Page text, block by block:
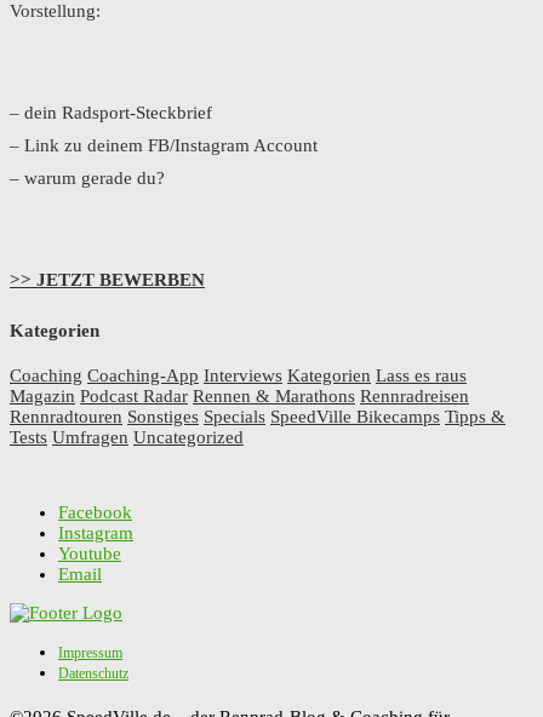
Vorstellung:
– dein Radsport-Steckbrief
– Link zu deinem FB/Instagram Account
– warum gerade du?
>> JETZT BEWERBEN
Kategorien
Coaching Coaching-App Interviews Kategorien Lass es raus
Magazin Podcast Radar Rennen & Marathons Rennradreisen
Rennradtouren Sonstiges Specials SpeedVille Bikecamps Tipps &
Tests Umfragen Uncategorized
Facebook
Instagram
Youtube
Email
Impressum
Datenschutz